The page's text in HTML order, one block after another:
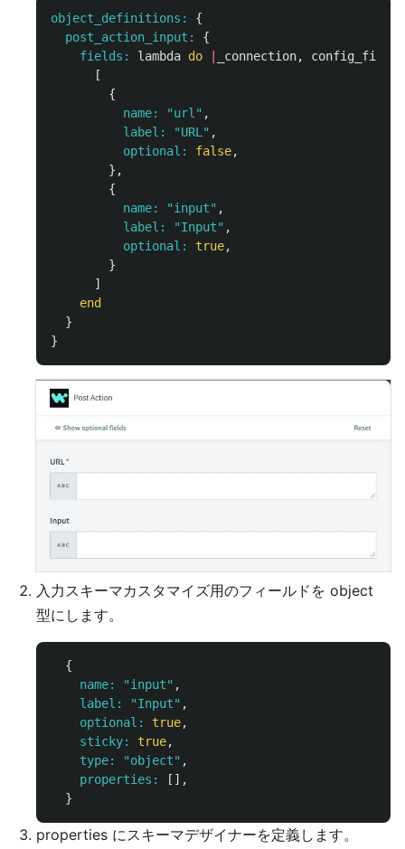
object_definitions: {
post_action_input: {
fields: lambda do _connection,
config_fields
[
{
name:
"url" ,
label:
"URL" ,
optional: false,
},
{
name:
"input" ,
label:
"Input" ,
optional: true,
}
]
end
}
}
入力スキーマカスタマイズ用のフィールドを object
型にします。
{
name:
"input" ,
label:
"Input" ,
optional: true,
sticky: true,
type:
"object" ,
properties:
[],
}
properties にスキーマデザイナーを定義します。